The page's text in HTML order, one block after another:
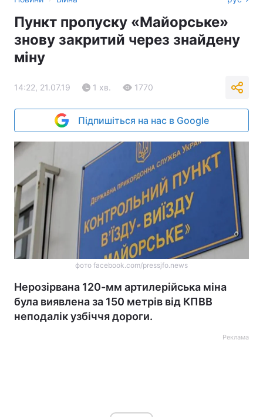
Пункт пропуску «Майорське»
знову закритий через знайдену
міну
14:22, 21.07.19 1 хв. 1770
Підпишіться на нас в Google
фото facebook.com/pressjfo.news
Нерозірвана 120-мм артилерійська міна
була виявлена за 150 метрів від КПВВ
неподалік узбіччя дороги.
Реклама